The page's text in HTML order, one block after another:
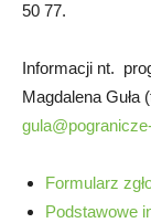
50 77.
Informacji nt.
Magdalena Guła
Formularz
Podstawowe